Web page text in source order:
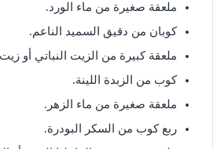
ملعقة صغيرة من ماء الورد.
كوبان من دقيق السميد الناعم.
ملعقة كبيرة من الزيت النباتي أو
كوب من الزبدة اللينة.
ملعقة صغيرة من ماء الزهر.
ربع كوب من السكر البودرة.